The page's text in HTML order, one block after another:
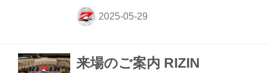
イター達の鍛え上げられた肉体、そして張
りつめた空気の中で行われるフェイスオフ
開計量 概要 配信日時 2025年5月30日
来場のご案内 RIZIN